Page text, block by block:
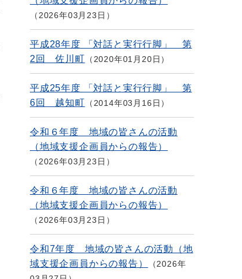
2026年03月23日
平成28年度 「対話と実行行脚」 第
2回 佐川町
2020年01月20日
平成25年度 「対話と実行行脚」 第
6回 越知町
2014年03月16日
令和６年度 地域の皆さんの活動
（地域支援企画員からの報告）
2026年03月23日
令和６年度 地域の皆さんの活動
（地域支援企画員からの報告）
2026年03月23日
令和7年度 地域の皆さんの活動（地
域支援企画員からの報告）
2026年